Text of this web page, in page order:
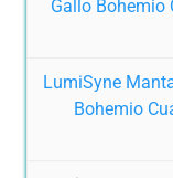
LumiSyne
Bohemio